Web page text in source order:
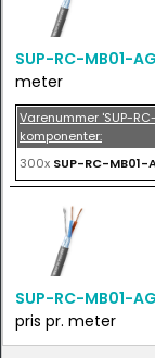
SUP-RC-MB01-
meter
Varenummer 'SUP-
komponenter:
300x SUP-RC-MB01-
SUP-RC-MB01-
pris pr. meter